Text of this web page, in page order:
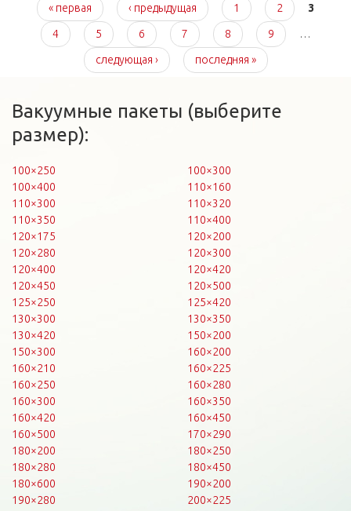
« первая ‹ предыдущая 1 2 3
4 5 6 7 8 9 …
следующая › последняя »
Вакуумные пакеты (выберите
размер):
100×250
100×300
100×400
110×160
110×300
110×320
110×350
110×400
120×175
120×200
120×280
120×300
120×400
120×420
120×450
120×500
125×250
125×420
130×300
130×350
130×420
150×200
150×300
160×200
160×210
160×225
160×250
160×280
160×300
160×350
160×420
160×450
160×500
170×290
180×200
180×250
180×280
180×450
180×600
190×200
190×280
200×225